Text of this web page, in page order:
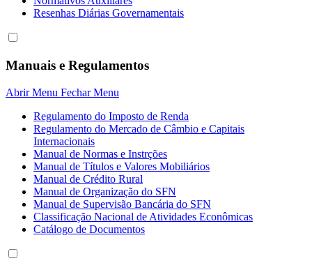
Resenhas Diárias Governamentais
Manuais e Regulamentos
Abrir Menu Fechar Menu
Regulamento do Imposto de Renda
Regulamento do Mercado de Câmbio e Capitais
Internacionais
Manual de Normas e Instrções
Manual de Títulos e Valores Mobiliários
Manual de Crédito Rural
Manual de Organização do SFN
Manual de Supervisão Bancária do SFN
Classificação Nacional de Atividades Econômicas
Catálogo de Documentos